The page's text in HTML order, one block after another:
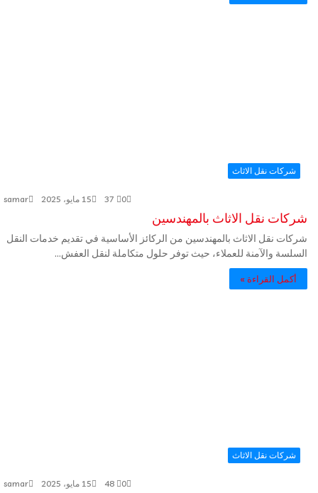
شركات نقل الاثاث
samar 15 مايو، 2025 0
شركات نقل الاثاث بالمهندسين
شركات نقل الاثاث بالمهندسين من الركائز الأساسية في تقديم خدمات النقل
السلسة والآمنة للعملاء، حيث توفر حلول متكاملة لنقل العفش…
أكمل القراءة »
شركات نقل الاثاث
samar 15 مايو، 2025 0